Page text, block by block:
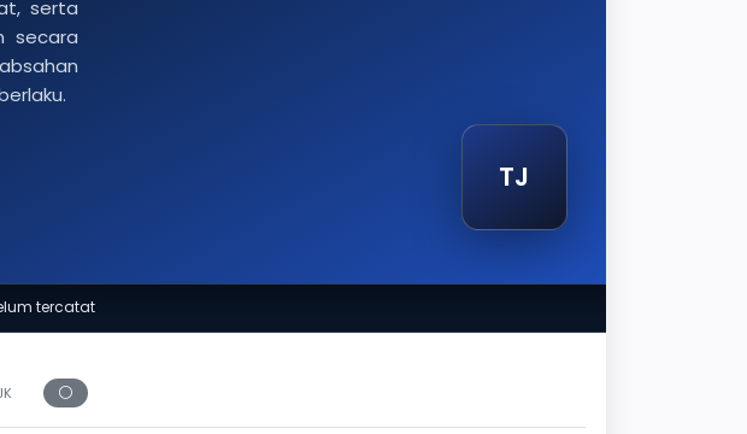
serta
secara
TJ
tercatat
⚪
Periksa tanggal cetak